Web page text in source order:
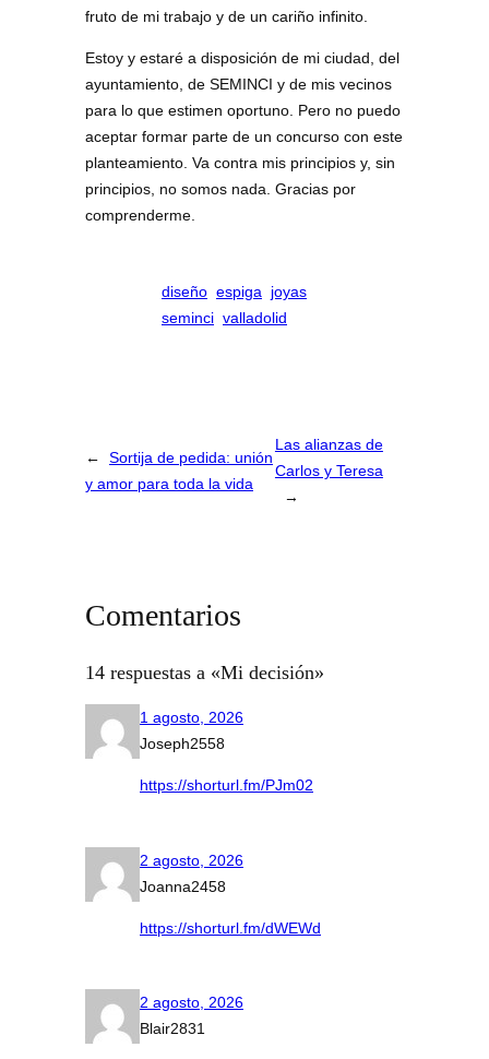
fruto de mi trabajo y de un cariño infinito.
Estoy y estaré a disposición de mi ciudad, del
ayuntamiento, de SEMINCI y de mis vecinos
para lo que estimen oportuno. Pero no puedo
aceptar formar parte de un concurso con este
planteamiento. Va contra mis principios y, sin
principios, no somos nada. Gracias por
comprenderme.
diseño espiga
joyas
seminci valladolid
←
Sortija de pedida: unión
y amor para toda la vida
Las alianzas de
Carlos y Teresa
→
Comentarios
14 respuestas a «Mi decisión»
1 agosto, 2026
Joseph2558
https://shorturl.fm/PJm02
2 agosto, 2026
Joanna2458
https://shorturl.fm/dWEWd
2 agosto, 2026
Blair2831